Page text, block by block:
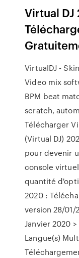
Virtual
VirtualDJ -
Video mix
BPM beat
scratch,
Télécharger
(Virtual DJ)
pour devenir
console
quantité
2020 :
version 28/01/
Janvier 2020
Langue(s)